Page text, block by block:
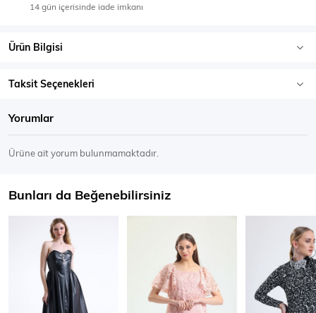
14 gün içerisinde iade imkanı
Ürün Bilgisi
Taksit Seçenekleri
Yorumlar
Ürüne ait yorum bulunmamaktadır.
Bunları da Beğenebilirsiniz